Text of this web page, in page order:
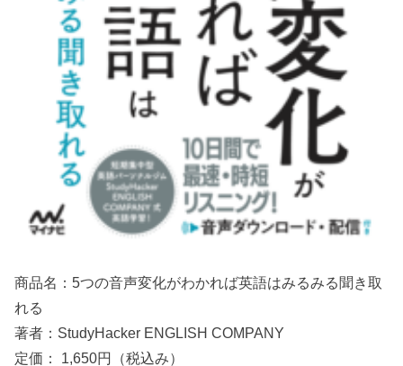
商品名：5つの音声変化がわかれば英語はみるみる聞き取
れる
著者：StudyHacker ENGLISH COMPANY
定価： 1,650円（税込み）